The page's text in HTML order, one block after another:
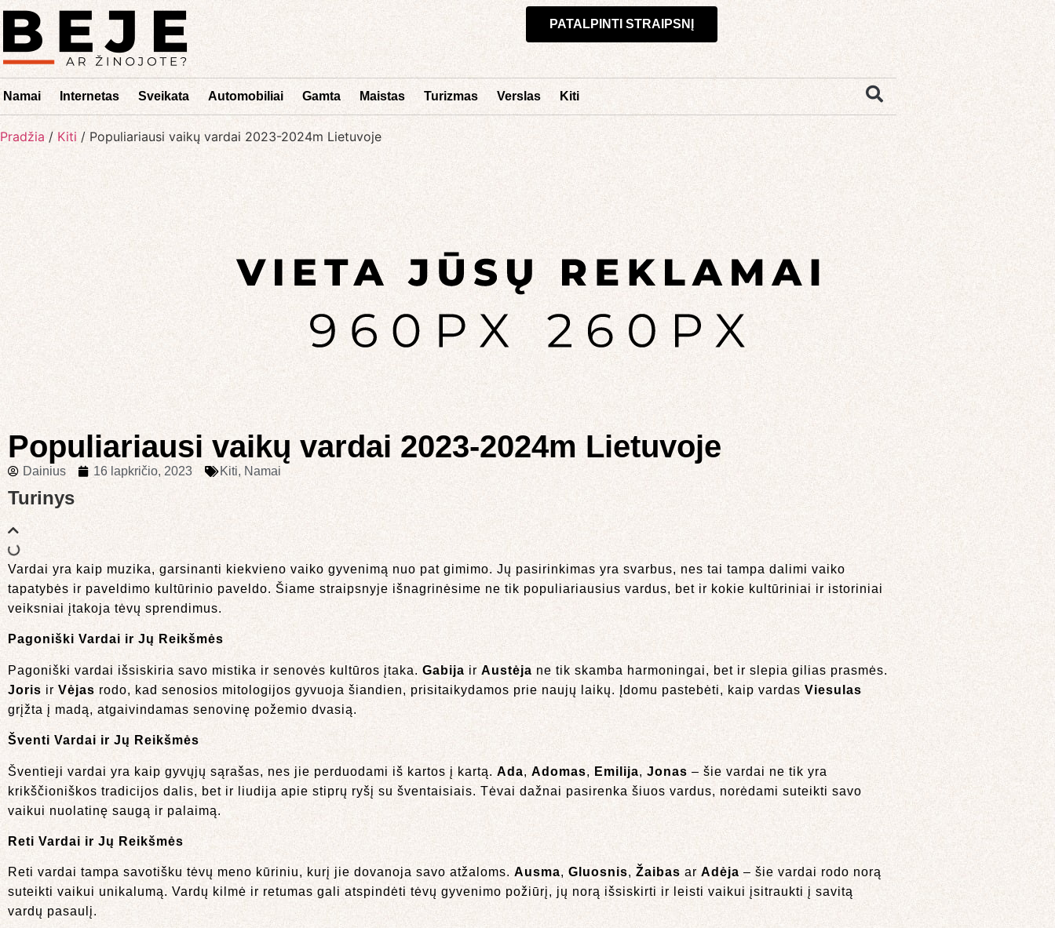
PATALPINTI STRAIPSNĮ
Namai Internetas Sveikata Automobiliai Gamta Maistas Turizmas Verslas Kiti
Pradžia / Kiti / Populiariausi vaikų vardai 2023-2024m Lietuvoje
Populiariausi vaikų vardai 2023-2024m Lietuvoje
Dainius 16 lapkričio, 2023 Kiti, Namai
Turinys
Vardai yra kaip muzika, garsinanti kiekvieno vaiko gyvenimą nuo pat gimimo. Jų pasirinkimas yra svarbus, nes tai tampa dalimi vaiko
tapatybės ir paveldimo kultūrinio paveldo. Šiame straipsnyje išnagrinėsime ne tik populiariausius vardus, bet ir kokie kultūriniai ir istoriniai
veiksniai įtakoja tėvų sprendimus.
Pagoniški Vardai ir Jų Reikšmės
Pagoniški vardai išsiskiria savo mistika ir senovės kultūros įtaka. Gabija ir Austėja ne tik skamba harmoningai, bet ir slepia gilias prasmės.
Joris ir Vėjas rodo, kad senosios mitologijos gyvuoja šiandien, prisitaikydamos prie naujų laikų. Įdomu pastebėti, kaip vardas Viesulas
grįžta į madą, atgaivindamas senovinę požemio dvasią.
Šventi Vardai ir Jų Reikšmės
Šventieji vardai yra kaip gyvųjų sąrašas, nes jie perduodami iš kartos į kartą. Ada, Adomas, Emilija, Jonas – šie vardai ne tik yra
krikščioniškos tradicijos dalis, bet ir liudija apie stiprų ryšį su šventaisiais. Tėvai dažnai pasirenka šiuos vardus, norėdami suteikti savo
vaikui nuolatinę saugą ir palaimą.
Reti Vardai ir Jų Reikšmės
Reti vardai tampa savotišku tėvų meno kūriniu, kurį jie dovanoja savo atžaloms. Ausma, Gluosnis, Žaibas ar Adėja – šie vardai rodo norą
suteikti vaikui unikalumą. Vardų kilmė ir retumas gali atspindėti tėvų gyvenimo požiūrį, jų norą išsiskirti ir leisti vaikui įsitraukti į savitą
vardų pasaulį.